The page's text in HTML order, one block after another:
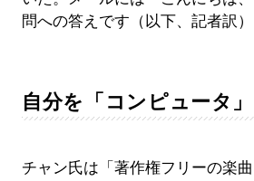
問への答えです（以下、記者訳）
自分を「コンピュータ
チャン氏は「著作権フリーの楽